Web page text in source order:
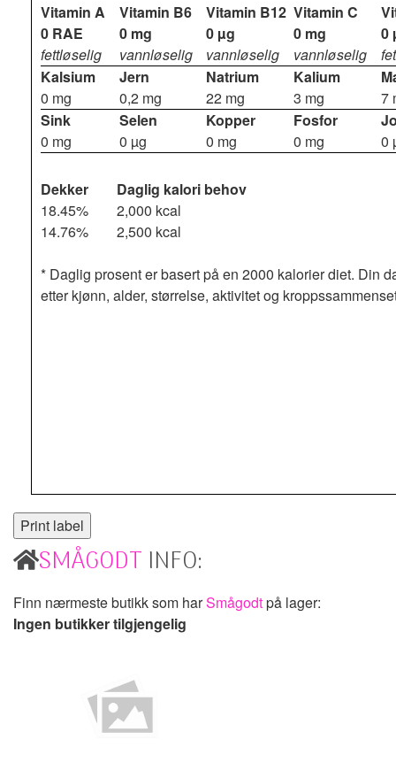
Vitamin A
0 RAE
fettløselig
Vitamin B6
0 mg
vannløselig
Vitamin B12
0 µg
vannløselig
Vitamin C
0 mg
vannløselig
0
Kalsium
0 mg
Jern
0,2 mg
Natrium
22 mg
Kalium
3 mg
7
Sink
0 mg
Selen
0 µg
Kopper
0 mg
Fosfor
0 mg
0
Dekker
Daglig kalori behov
18.45%
2,000 kcal
14.76%
2,500 kcal
* Daglig prosent er basert på en 2000 kalorier diet. Din
etter kjønn, alder, størrelse, aktivitet og
SMÅGODT INFO:
Finn nærmeste butikk som harSmågodtpå lager:
Ingen butikker tilgjengelig